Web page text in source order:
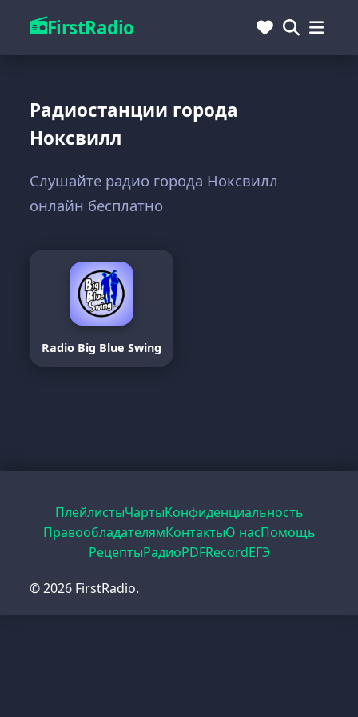
FirstRadio
Радиостанции города
Ноксвилл
Слушайте радио города Ноксвилл
онлайн бесплатно
Radio Big Blue Swing
ПлейлистыЧартыКонфиденциальность
ПравообладателямКонтактыО насПомощь
РецептыРадиоPDFRecordЕГЭ
© 2026 FirstRadio.